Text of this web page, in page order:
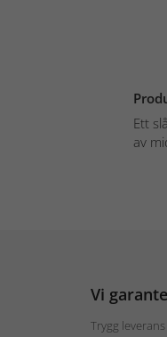
Ett
av
Vi
Trygg leverans